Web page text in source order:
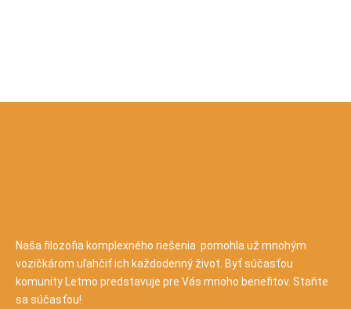
Naša filozofia komplexného riešenia pomohla už mnohým
vozičkárom uľahčiť ich každodenný život. Byť súčasťou
komunity Letmo predstavuje pre Vás mnoho benefitov. Staňte
sa súčasťou!